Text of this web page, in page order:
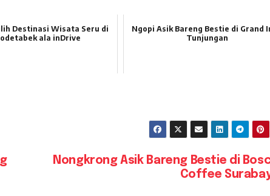
Destinasi Wisata Seru di
ala inDrive
Ngopi Asik Bareng Bestie di Grand
Tunjungan
Nongkrong Asik Bareng Bestie di
Coffee